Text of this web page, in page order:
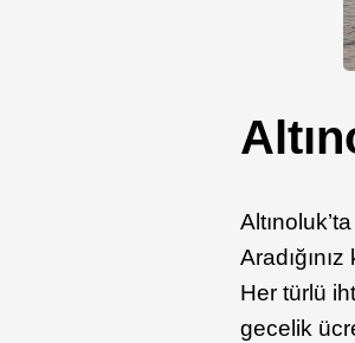
Her türlü
gecelik